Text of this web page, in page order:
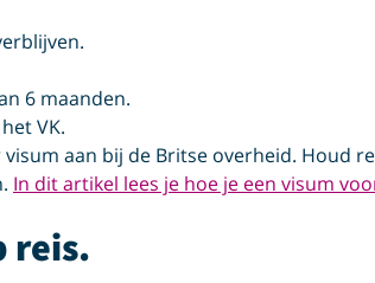
6 maanden.
VK.
aan bij de Britse overheid. Houd
In dit artikel lees je hoe je een visum
reis.